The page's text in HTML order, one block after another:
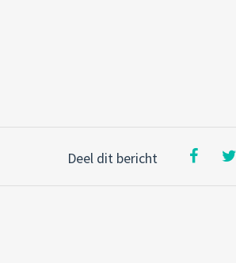
Deel dit bericht